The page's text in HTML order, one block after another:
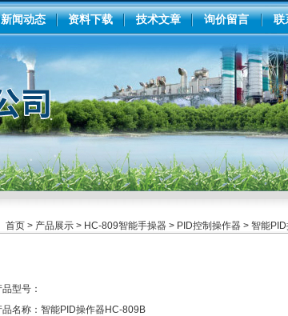
新闻动态 资料下载 技术文章 询价留言 联
首页> 产品展示> HC-809智能手操器> PID控制操作器> 智能PID
品型号：
品名称： 智能PID操作器HC-809B